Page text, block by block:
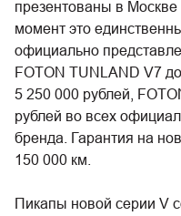
презентованы в
момент это
официально
FOTON TUNLAND V7
5 250 000 рублей,
рублей во всех
бренда. Гарантия на
150 000 км.
Пикапы новой серии V